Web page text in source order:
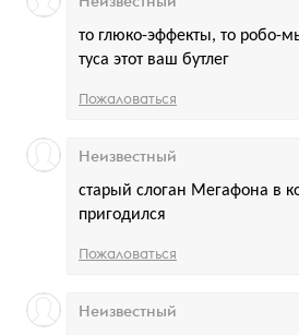
то глюко-эффекты, то робо-
туса этот ваш бутлег
Пожаловаться
старый слоган Мегафона в
пригодился
Неизвестный
Пожаловаться
Неизвестный